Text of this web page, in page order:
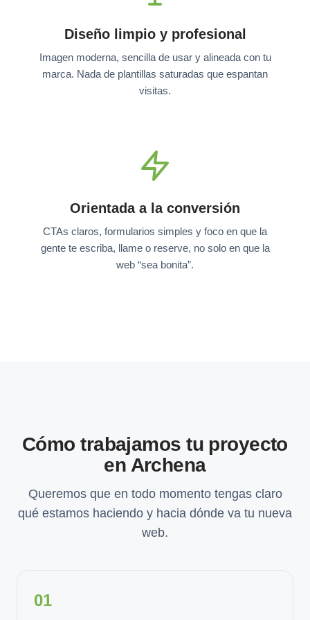
Diseño limpio y profesional
Imagen moderna, sencilla de usar y alineada con tu
marca. Nada de plantillas saturadas que espantan
visitas.
Orientada a la conversión
CTAs claros, formularios simples y foco en que la
gente te escriba, llame o reserve, no solo en que la
web “sea bonita”.
Cómo trabajamos tu proyecto
en Archena
Queremos que en todo momento tengas claro
qué estamos haciendo y hacia dónde va tu nueva
web.
01